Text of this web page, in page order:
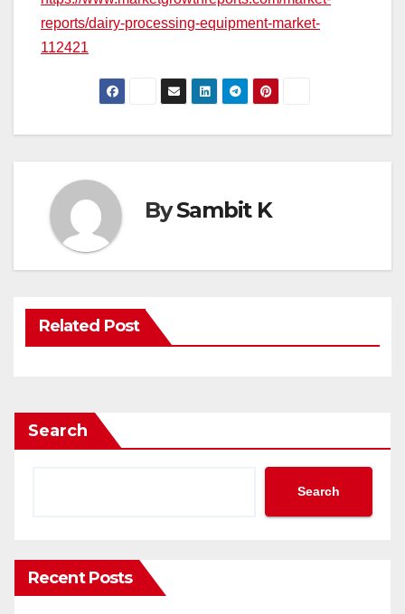
reports/dairy-processing-equipment-market-
112421
BySambit K
Related Post
Search
Search
Recent Posts